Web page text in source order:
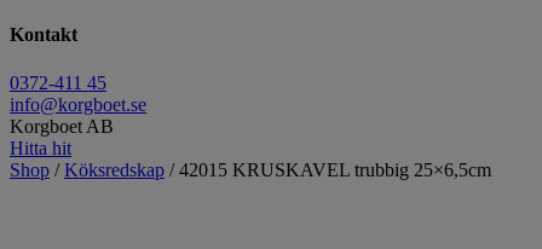
Kontakt
0372-411 45
info@korgboet.se
Korgboet AB
Hitta hit
Shop /Köksredskap / 42015 KRUSKAVEL trubbig 25×6,5cm